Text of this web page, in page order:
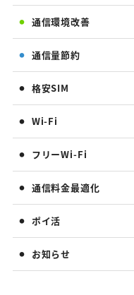
通信環境改善
通信量節約
格安SIM
Wi-Fi
フリーWi-Fi
通信料金最適化
ポイ活
お知らせ